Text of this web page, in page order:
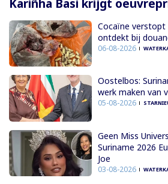
Kariñha Basi krijgt
Cocaïne verstopt
ontdekt bij
06-08-2026
Oostelbos:
werk maken van
05-08-2026
Geen Miss
Suriname 2026
Joe
03-08-2026